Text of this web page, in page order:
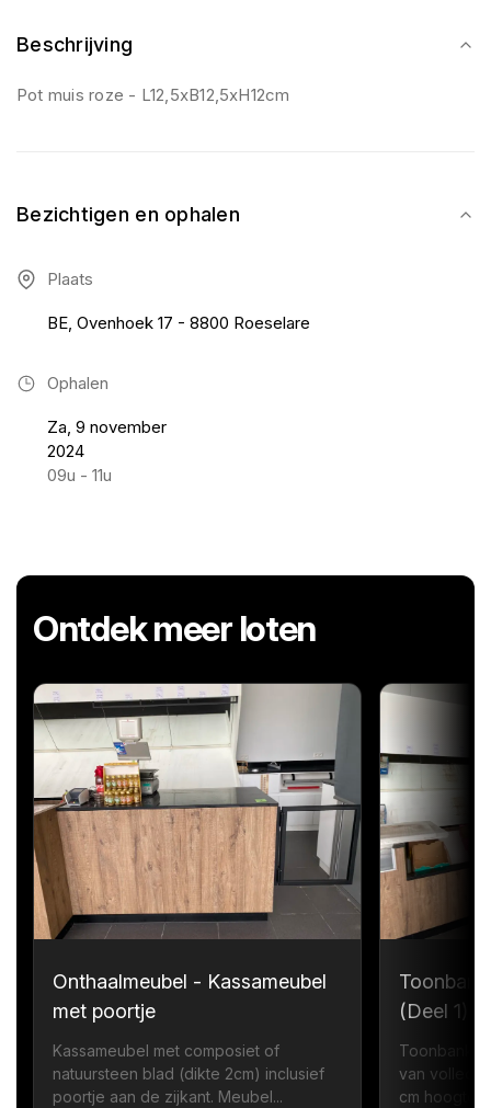
Beschrijving
Pot muis roze - L12,5xB12,5xH12cm
Bezichtigen en ophalen
Plaats
BE, Ovenhoek 17 - 8800 Roeselare
Ophalen
Za, 9 november
2024
09u - 11u
Ontdek meer loten
Onthaalmeubel - Kassameubel
met poortje
Kassameubel met composiet of
natuursteen blad (dikte 2cm) inclusief
poortje aan de zijkant. Meubel...
(Deel 1)
Toonbank
van
cm hoogte